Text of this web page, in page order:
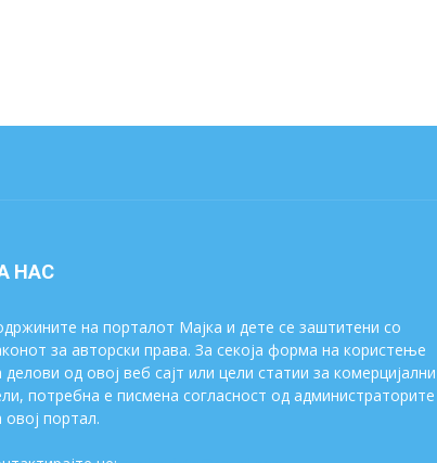
НАС
на порталот Мајка и дете се заштитени со
за авторски права. За секоја форма на користење
делови од овој веб сајт или цели статии за комерцијални
потребна е писмена согласност од администраторите
овој портал.